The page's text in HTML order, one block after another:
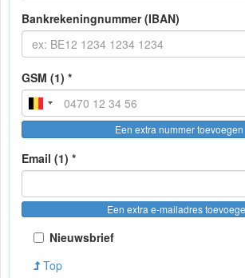
Bankrekeningnummer (IBAN)
GSM (1) *
Een extra nummer toevoegen
Email (1) *
Een extra e-mailadres
Nieuwsbrief
Top